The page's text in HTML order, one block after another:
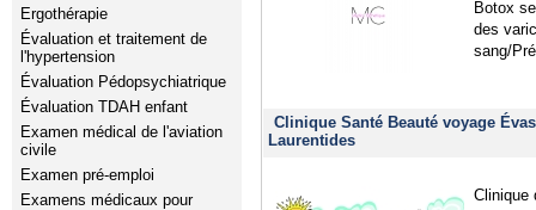
Ergothérapie
Évaluation et traitement de
l'hypertension
Évaluation Pédopsychiatrique
Évaluation TDAH enfant
Examen médical de l'aviation
civile
Examen pré-emploi
Examens médicaux pour
Botox
des
sang/
Clinique Santé Beauté voyage
Laurentides
Clinique